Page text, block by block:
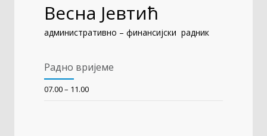
Весна Јевтић
административно – финансијски радник
Радно вријеме
07.00 – 11.00